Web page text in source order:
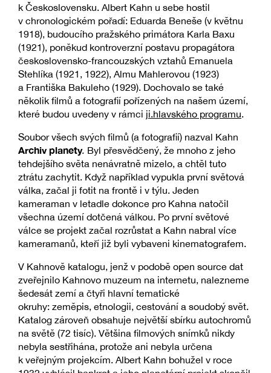
k Československu. Albert Kahn u sebe hostil
v chronologickém pořadí: Eduarda Beneše (v květnu
1918), budoucího pražského primátora Karla Baxu
(1921), poněkud kontroverzní postavu propagátora
československo-francouzských vztahů Emanuela
Stehlíka (1921, 1922), Almu Mahlerovou (1923)
a Františka Bakuleho (1929). Dochovalo se také
několik filmů a fotografií pořízených na našem území,
které budou uvedeny v rámci ji.hlavského programu
Soubor všech svých filmů (a fotografií) nazval Kahn
Archiv planety. Byl přesvědčený, že mnoho z jeho
tehdejšího světa nenávratně mizelo, a chtěl tuto
ztrátu zachytit. Když například vypukla první světová
válka, začal ji fotit na frontě i v týlu. Jeden
kameraman v letadle dokonce pro Kahna natočil
všechna území dotčená válkou. Po první světové
válce se projekt začal rozrůstat a Kahn nabral více
kameramanů, kteří již byli vybaveni kinematografem.
V Kahnově katalogu, jenž v podobě open source dat
zveřejnilo Kahnovo muzeum na internetu, nalezneme
šedesát zemí a čtyři hlavní tematické
okruhy: zeměpis, etnologii, cestování a soudobý svět.
Katalog zároveň obsahuje největší sbírku autochromů
na světě (72 tisíc). Většina filmových snímků nikdy
nebyla sestřihána, protože ani nebyla určena
k veřejným projekcím. Albert Kahn bohužel v roce